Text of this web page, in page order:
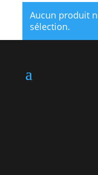
Aucun produit
sélection.